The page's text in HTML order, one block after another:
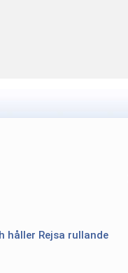
håller Rejsa rullande